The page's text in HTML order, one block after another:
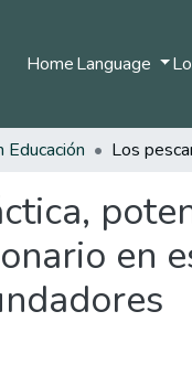
HomeLanguage
Educación
en